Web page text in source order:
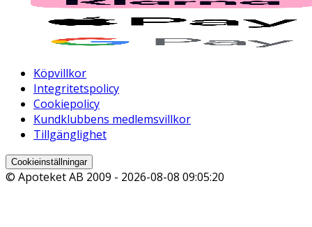
Köpvillkor
Integritetspolicy
Cookiepolicy
Kundklubbens medlemsvillkor
Tillgänglighet
Cookieinställningar
© Apoteket AB 2009 - 2026-08-08 09:05:20